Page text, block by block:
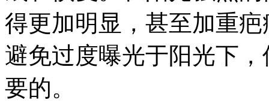
得更加明显，甚至加重
避免过度曝光于阳光下
要的。